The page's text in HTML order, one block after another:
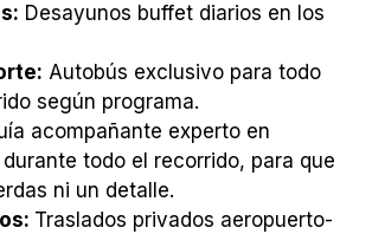
Desayunos buffet diarios en los
Autobús exclusivo para todo
según programa.
acompañante experto en
todo el recorrido, para que
ni un detalle.
Traslados privados aeropuerto-